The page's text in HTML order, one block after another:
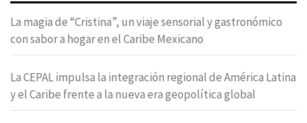
La magia de “Cristina”, un viaje sensorial y gastronómico
con sabor a hogar en el Caribe Mexicano
La CEPAL impulsa la integración regional de América Latina
y el Caribe frente a la nueva era geopolítica global